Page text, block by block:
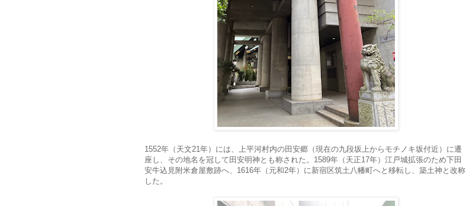
1552年（天文21年）には、上平河村内の田安郷（現在の九段坂上からモチノキ坂付近）に遷
座し、その地名を冠して田安明神とも称された。1589年（天正17年）江戸城拡張のため下田
安牛込見附米倉屋敷跡へ、 1616年（元和2年）に新宿区筑土八幡町へと移転し、築土神と改称
した。